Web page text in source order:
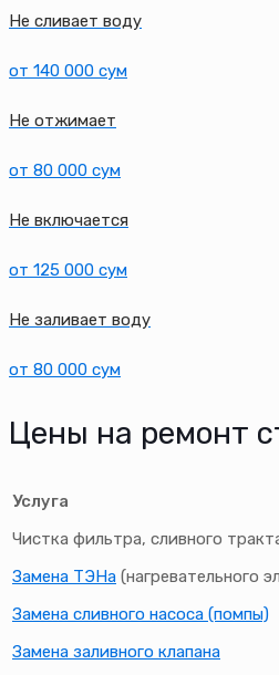
Не сливает воду
от 140 000 сум
Не отжимает
от 80 000 сум
Не включается
от 125 000 сум
Не заливает воду
от 80 000 сум
Цены на ремонт
Услуга
Чистка фильтра, сливного
Замена ТЭНа (нагревательного
Замена сливного насоса (помпы)
Замена заливного клапана